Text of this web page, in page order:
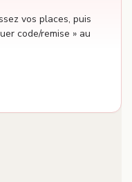
vos places, puis
code/remise » au